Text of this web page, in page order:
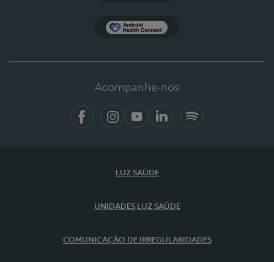
Acompanhe-nos
LUZ SAÚDE
UNIDADES LUZ SAÚDE
COMUNICAÇÃO DE IRREGULARIDADES